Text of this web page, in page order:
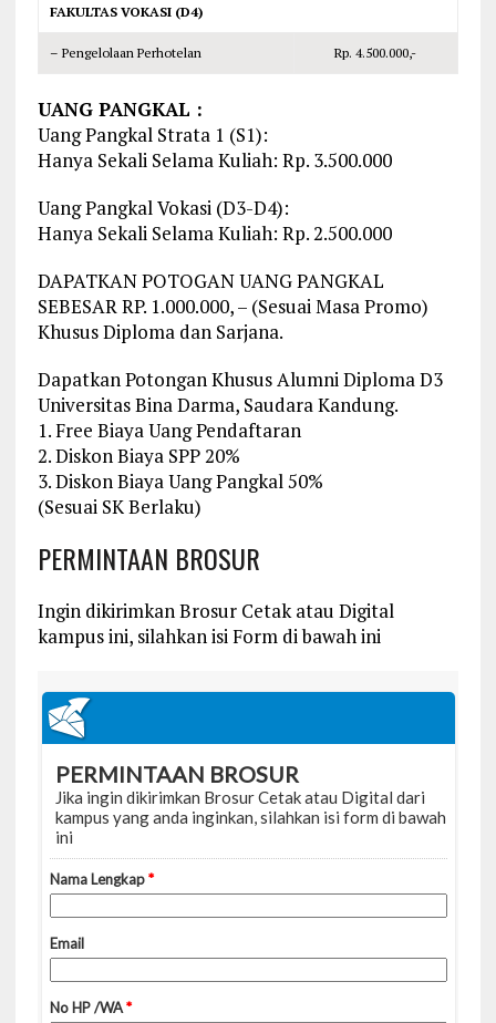
FAKULTAS VOKASI (D4)
– Pengelolaan Perhotelan Rp. 4.500.000,-
UANG PANGKAL :
Uang Pangkal Strata 1 (S1):
Hanya Sekali Selama Kuliah: Rp. 3.500.000
Uang Pangkal Vokasi (D3-D4):
Hanya Sekali Selama Kuliah: Rp. 2.500.000
DAPATKAN POTOGAN UANG PANGKAL
SEBESAR RP. 1.000.000, – (Sesuai Masa Promo)
Khusus Diploma dan Sarjana.
Dapatkan Potongan Khusus Alumni Diploma D3
Universitas Bina Darma, Saudara Kandung.
1. Free Biaya Uang Pendaftaran
2. Diskon Biaya SPP 20%
3. Diskon Biaya Uang Pangkal 50%
(Sesuai SK Berlaku)
PERMINTAAN BROSUR
Ingin dikirimkan Brosur Cetak atau Digital
kampus ini, silahkan isi Form di bawah ini